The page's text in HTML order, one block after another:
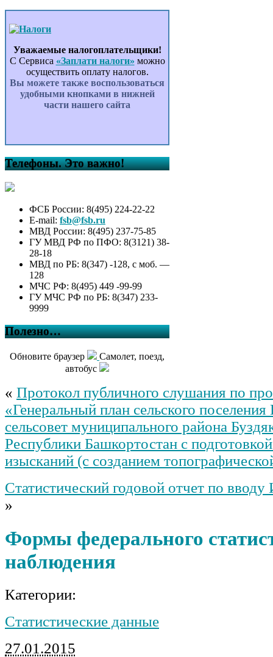
Уважаемые налогоплательщики!
С Сервиса «Заплати налоги» можно
осуществить оплату налогов.
Вы можете также воспользоваться
удобными кнопками в нижней
части нашего сайта
Телефоны. Это важно!
ФСБ России: 8(495) 224-22-22
E-mail: fsb@fsb.ru
МВД России: 8(495) 237-75-85
ГУ МВД РФ по ПФО: 8(3121) 38-
28-18
МВД по РБ: 8(347) -128, с моб. —
128
МЧС РФ: 8(495) 449 -99-99
ГУ МЧС РФ по РБ: 8(347) 233-
9999
Полезно…
Обновите браузер
Самолет, поезд,
автобус
« Протокол публичного слушания по
«Генеральный план сельского
сельсовет муниципального района
Республики Башкортостан с
изысканий (с созданием
Статистический годовой отчет по
»
Формы федерального
наблюдения
Категории:
Статистические данные
27.01.2015